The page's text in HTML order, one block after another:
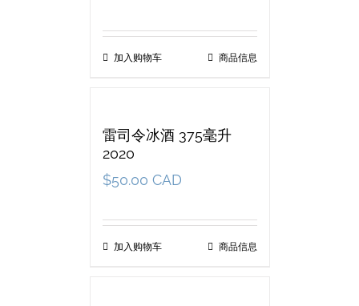
加入购物车 商品信息
雷司令冰酒 375毫升
2020
$50.00 CAD
加入购物车 商品信息